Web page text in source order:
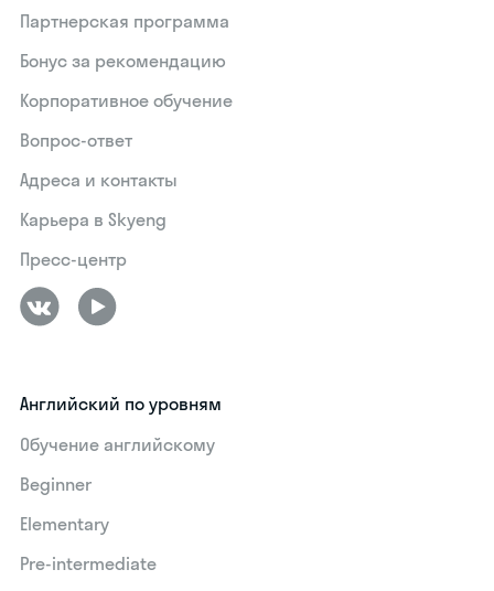
Партнерская программа
Бонус за рекомендацию
Корпоративное обучение
Вопрос-ответ
Адреса и контакты
Карьера в Skyeng
Пресс-центр
Английский по уровням
Обучение английскому
Beginner
Elementary
Pre-intermediate